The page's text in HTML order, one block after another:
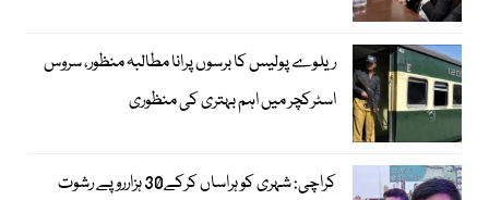
ریلوے پولیس کا برسوں پرانا مطالبہ منظور، سروس
اسٹرکچر میں اہم بہتری کی منظوری
کراچی: شہری کو ہراساں کرکے30 ہزارروپے رشوت